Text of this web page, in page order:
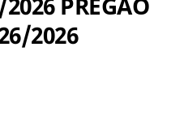
2026